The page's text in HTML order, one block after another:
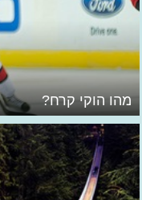
מהו הוקי קרח?